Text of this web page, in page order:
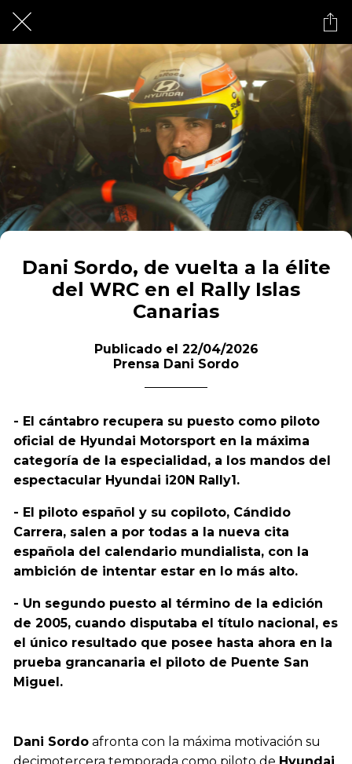
Dani Sordo, de vuelta a la élite
del WRC en el Rally Islas
Canarias
Publicado el 22/04/2026
Prensa Dani Sordo
- El cántabro recupera su puesto como piloto
oficial de Hyundai Motorsport en la máxima
categoría de la especialidad, a los mandos del
espectacular Hyundai i20N Rally1.
- ⁠El piloto español y su copiloto, Cándido
Carrera, salen a por todas a la nueva cita
española del calendario mundialista, con la
ambición de intentar estar en lo más alto.
- Un segundo puesto al término de la edición
de 2005, cuando disputaba el título nacional, es
el único resultado que posee hasta ahora en la
prueba grancanaria el piloto de Puente San
Miguel.
Dani Sordo afronta con la máxima motivación su
decimotercera temporada como piloto de Hyundai